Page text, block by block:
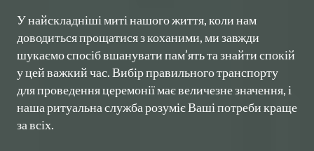
У найскладніші миті нашого життя, коли нам
доводиться прощатися з коханими, ми завжди
шукаємо спосіб вшанувати пам’ять та знайти спокій
у цей важкий час. Вибір правильного транспорту
для проведення церемонії має величезне значення, і
наша ритуальна служба розуміє Ваші потреби краще
за всіх.